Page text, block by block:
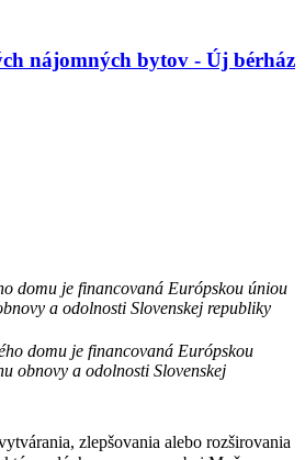
nájomných bytov - Új bérház
domu je financovaná Európskou úniou
a odolnosti Slovenskej republiky